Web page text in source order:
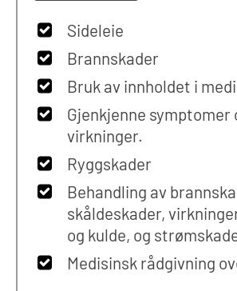
Sideleie
Brannskader
Bruk av innholdet i
Gjenkjenne symptomer
virkninger.
Ryggskader
Behandling av
skåldeskader,
og kulde, og
Medisinsk rådgivning